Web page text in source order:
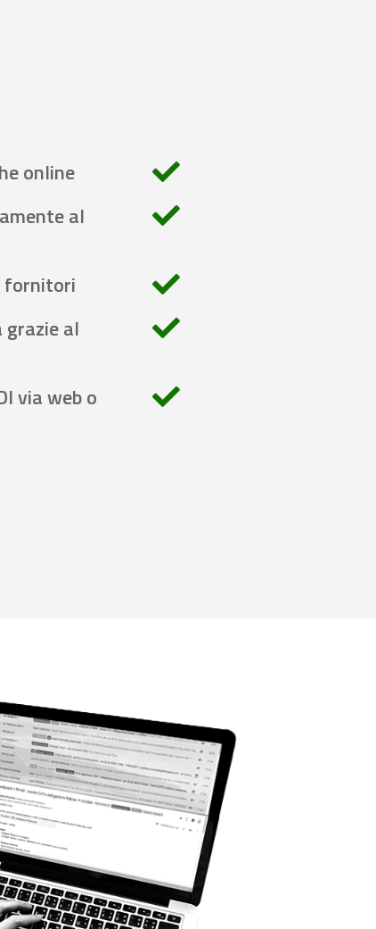
online
al
fornitori
al
via web o